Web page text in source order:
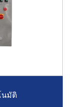
นมัติ